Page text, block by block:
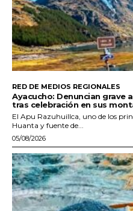
RED DE MEDIOS REGIONALES
Ayacucho: Denuncian grave
tras celebración en sus
El Apu Razuhuillca, uno de los
Huanta y fuente de...
05/08/2026